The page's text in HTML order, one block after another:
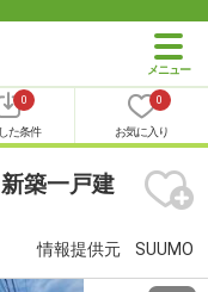
0
た条件
0
お気に入り
築一戸建
情報提供元 SUUMO